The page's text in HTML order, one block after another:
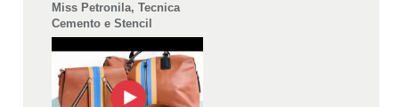
Miss Petronila, Tecnica
Cemento e Stencil